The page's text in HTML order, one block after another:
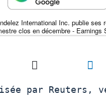
International Inc. publie ses
clos en décembre - Earnings
par Reuters,